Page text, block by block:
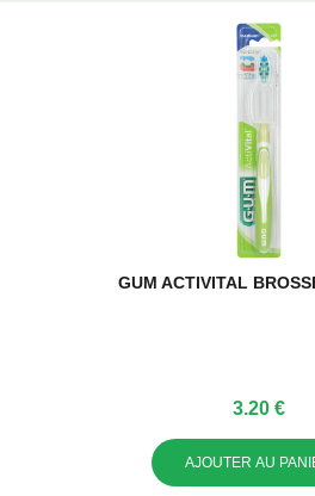
GUM ACTIVITAL
3.20 €
AJOUTER AU